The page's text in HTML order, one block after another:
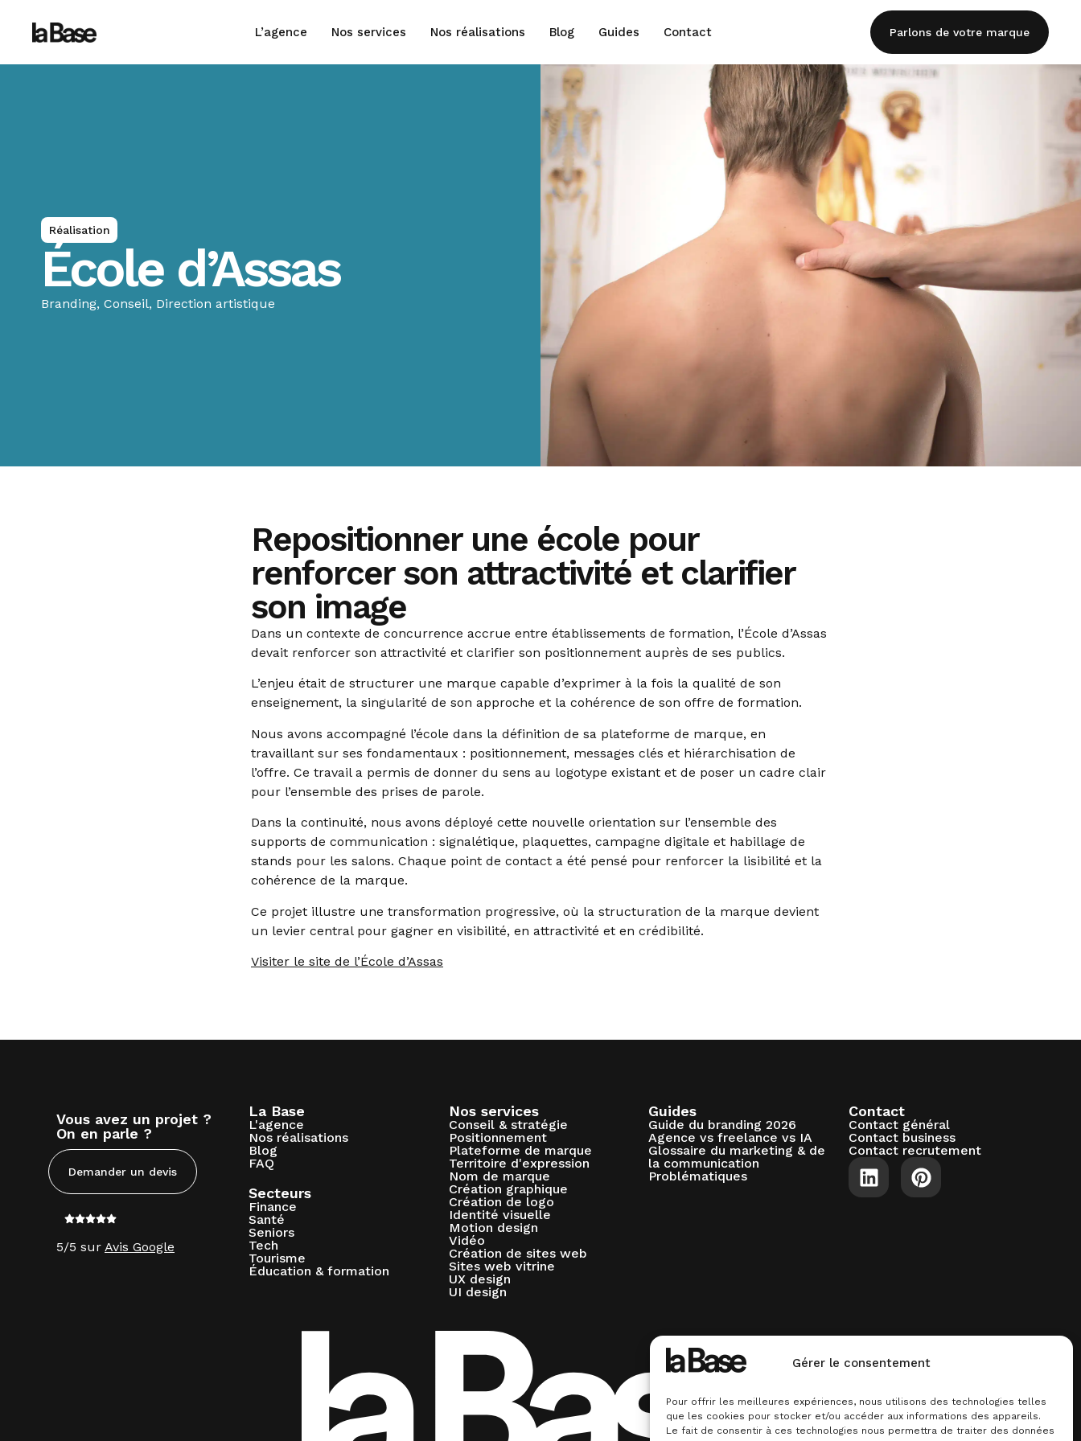
Gérer le consentement
Pour offrir les meilleures expériences, nous utilisons des technologies telles
que les cookies pour stocker et/ou accéder aux informations des appareils.
Le fait de consentir à ces technologies nous permettra de traiter des données
L’agence Nos services Nos réalisations Blog Guides Contact Parlons de votre marque
Réalisation
École d’Assas
Branding, Conseil, Direction artistique
Repositionner une école pour
renforcer son attractivité et clarifier
son image
Dans un contexte de concurrence accrue entre établissements de formation, l’École d’Assas
devait renforcer son attractivité et clarifier son positionnement auprès de ses publics.
L’enjeu était de structurer une marque capable d’exprimer à la fois la qualité de son
enseignement, la singularité de son approche et la cohérence de son offre de formation.
Nous avons accompagné l’école dans la définition de sa plateforme de marque, en
travaillant sur ses fondamentaux : positionnement, messages clés et hiérarchisation de
l’offre. Ce travail a permis de donner du sens au logotype existant et de poser un cadre clair
pour l’ensemble des prises de parole.
Dans la continuité, nous avons déployé cette nouvelle orientation sur l’ensemble des
supports de communication : signalétique, plaquettes, campagne digitale et habillage de
stands pour les salons. Chaque point de contact a été pensé pour renforcer la lisibilité et la
cohérence de la marque.
Ce projet illustre une transformation progressive, où la structuration de la marque devient
un levier central pour gagner en visibilité, en attractivité et en crédibilité.
Visiter le site de l’École d’Assas
Vous avez un projet ?
On en parle ?
Demander un devis
5/5 sur Avis Google
La Base
L'agence
Nos réalisations
Blog
FAQ
Secteurs
Finance
Santé
Seniors
Tech
Tourisme
Éducation & formation
Nos services
Conseil & stratégie
Positionnement
Plateforme de marque
Territoire d'expression
Nom de marque
Création graphique
Création de logo
Identité visuelle
Motion design
Vidéo
Création de sites web
Sites web vitrine
UX design
UI design
Guides
Guide du branding 2026
Agence vs freelance vs IA
Glossaire du marketing & de
la communication
Problématiques
Contact
Contact général
Contact business
Contact recrutement